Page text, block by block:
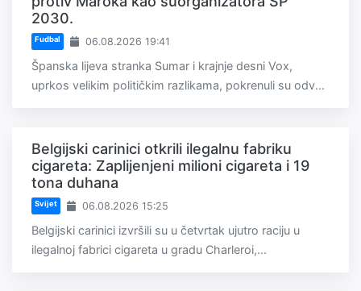
2030.
Fudbal 06.08.2026 19:41
Španska lijeva stranka Sumar i krajnje desni Vox,
uprkos velikim političkim razlikama, pokrenuli su odv...
Belgijski carinici otkrili ilegalnu fabriku
cigareta: Zaplijenjeni milioni cigareta i 19
tona duhana
Svijet 06.08.2026 15:25
Belgijski carinici izvršili su u četvrtak ujutro raciju u
ilegalnoj fabrici cigareta u gradu Charleroi,...